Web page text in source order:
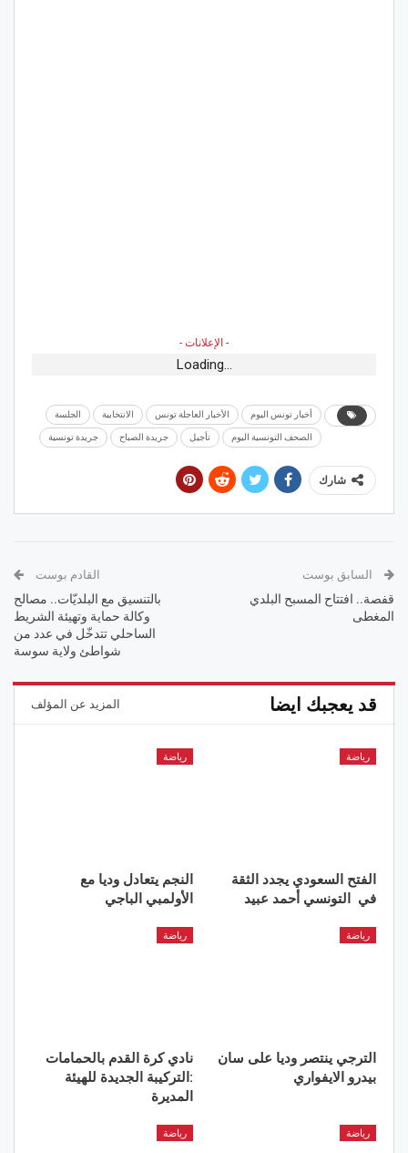
- الإعلانات -
Loading...
أخبار تونس اليوم الأخبار العاجلة تونس الانتخابية الجلسة
الصحف التونسية اليوم تأجيل جريدة الصباح جريدة تونسية
شارك
السابق بوست
قفصة.. افتتاح المسبح البلدي
المغطى
القادم بوست
بالتنسيق مع البلديّات.. مصالح
وكالة حماية وتهيئة الشريط
الساحلي تتدخّل في عدد من
شواطئ ولاية سوسة
قد يعجبك ايضا المزيد عن المؤلف
رياضة
الفتح السعودي يجدد الثقة
في التونسي أحمد عبيد
رياضة
النجم يتعادل وديا مع
الأولمبي الباجي
رياضة
الترجي ينتصر وديا على سان
بيدرو الايفواري
رياضة
نادي كرة القدم بالحمامات
:التركيبة الجديدة للهيئة
المديرة
رياضة رياضة